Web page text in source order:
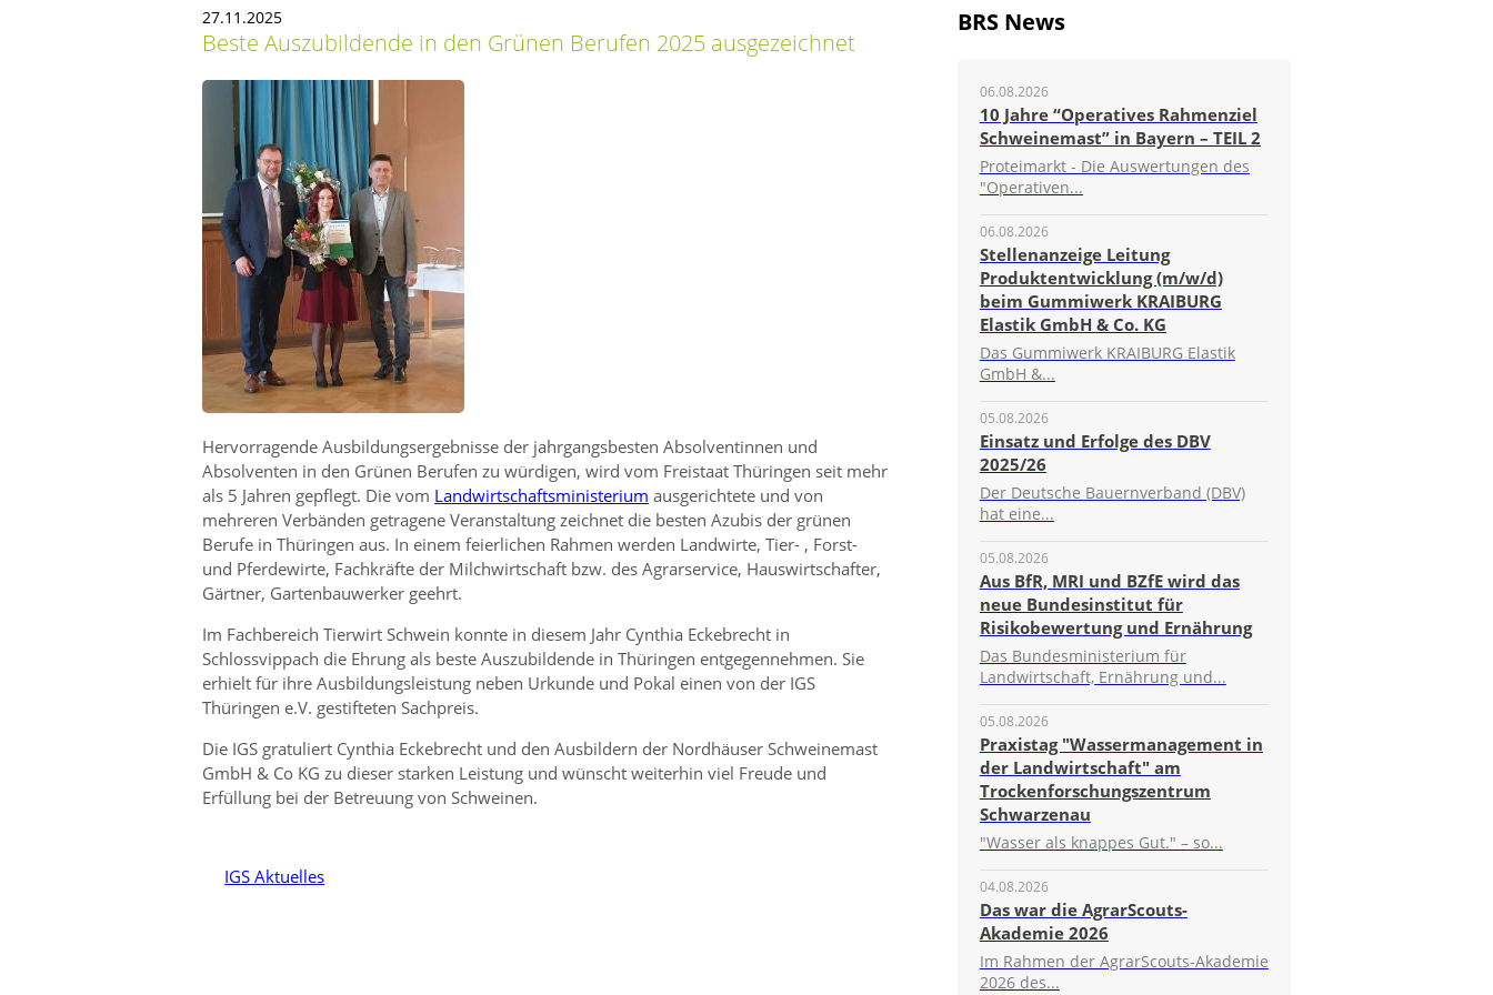
BRS News
06.08.2026
10 Jahre “Operatives Rahmenziel
Schweinemast” in Bayern – TEIL 2
Proteimarkt - Die Auswertungen des
"Operativen...
06.08.2026
Stellenanzeige Leitung
Produktentwicklung (m/w/d)
beim Gummiwerk KRAIBURG
Elastik GmbH & Co. KG
Das Gummiwerk KRAIBURG Elastik
GmbH &...
05.08.2026
Einsatz und Erfolge des DBV
2025/26
Der Deutsche Bauernverband (DBV)
hat eine...
05.08.2026
Aus BfR, MRI und BZfE wird das
neue Bundesinstitut für
Risikobewertung und Ernährung
Das Bundesministerium für
Landwirtschaft, Ernährung und...
05.08.2026
Praxistag "Wassermanagement in
der Landwirtschaft" am
Trockenforschungszentrum
Schwarzenau
"Wasser als knappes Gut." – so...
04.08.2026
Das war die AgrarScouts-
Akademie 2026
Im Rahmen der AgrarScouts-Akademie
2026 des...
27.11.2025
Beste Auszubildende in den Grünen Berufen 2025 ausgezeichnet
Hervorragende Ausbildungsergebnisse der jahrgangsbesten Absolventinnen und
Absolventen in den Grünen Berufen zu würdigen, wird vom Freistaat Thüringen seit mehr
als 5 Jahren gepflegt. Die vom Landwirtschaftsministerium ausgerichtete und von
mehreren Verbänden getragene Veranstaltung zeichnet die besten Azubis der grünen
Berufe in Thüringen aus. In einem feierlichen Rahmen werden Landwirte, Tier- , Forst-
und Pferdewirte, Fachkräfte der Milchwirtschaft bzw. des Agrarservice, Hauswirtschafter,
Gärtner, Gartenbauwerker geehrt.
Im Fachbereich Tierwirt Schwein konnte in diesem Jahr Cynthia Eckebrecht in
Schlossvippach die Ehrung als beste Auszubildende in Thüringen entgegennehmen. Sie
erhielt für ihre Ausbildungsleistung neben Urkunde und Pokal einen von der IGS
Thüringen e.V. gestifteten Sachpreis.
Die IGS gratuliert Cynthia Eckebrecht und den Ausbildern der Nordhäuser Schweinemast
GmbH & Co KG zu dieser starken Leistung und wünscht weiterhin viel Freude und
Erfüllung bei der Betreuung von Schweinen.
IGS Aktuelles